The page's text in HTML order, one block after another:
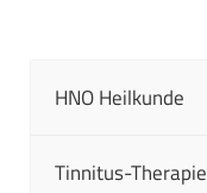
HNO Heilkunde
Tinnitus-Therapie